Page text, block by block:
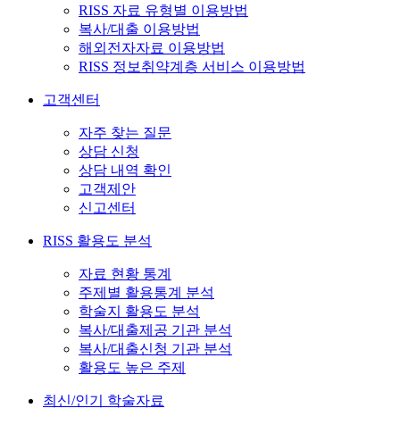
RISS 자료 유형별 이용방법
복사/대출 이용방법
해외전자자료 이용방법
RISS 정보취약계층 서비스 이용방법
고객센터
자주 찾는 질문
상담 신청
상담 내역 확인
고객제안
신고센터
RISS 활용도 분석
자료 현황 통계
주제별 활용통계 분석
학술지 활용도 분석
복사/대출제공 기관 분석
복사/대출신청 기관 분석
활용도 높은 주제
최신/인기 학술자료